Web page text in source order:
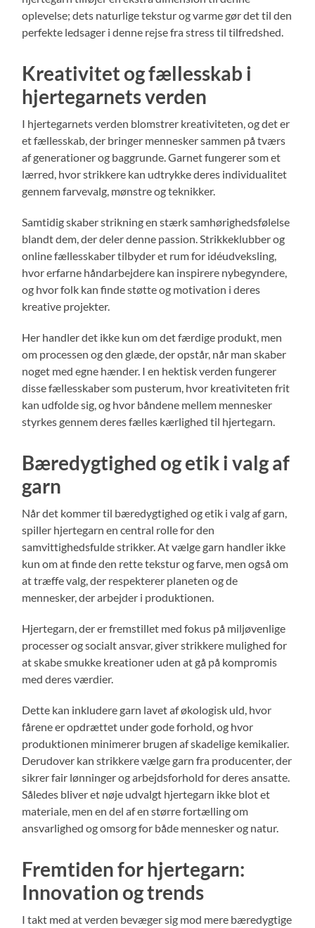
oplevelse; dets naturlige tekstur og varme gør det til den
perfekte ledsager i denne rejse fra stress til tilfredshed.
Kreativitet og fællesskab i
hjertegarnets verden
I hjertegarnets verden blomstrer kreativiteten, og det er
et fællesskab, der bringer mennesker sammen på tværs
af generationer og baggrunde. Garnet fungerer som et
lærred, hvor strikkere kan udtrykke deres individualitet
gennem farvevalg, mønstre og teknikker.
Samtidig skaber strikning en stærk samhørighedsfølelse
blandt dem, der deler denne passion. Strikkeklubber og
online fællesskaber tilbyder et rum for idéudveksling,
hvor erfarne håndarbejdere kan inspirere nybegyndere,
og hvor folk kan finde støtte og motivation i deres
kreative projekter.
Her handler det ikke kun om det færdige produkt, men
om processen og den glæde, der opstår, når man skaber
noget med egne hænder. I en hektisk verden fungerer
disse fællesskaber som pusterum, hvor kreativiteten frit
kan udfolde sig, og hvor båndene mellem mennesker
styrkes gennem deres fælles kærlighed til hjertegarn.
Bæredygtighed og etik i valg af
garn
Når det kommer til bæredygtighed og etik i valg af garn,
spiller hjertegarn en central rolle for den
samvittighedsfulde strikker. At vælge garn handler ikke
kun om at finde den rette tekstur og farve, men også om
at træffe valg, der respekterer planeten og de
mennesker, der arbejder i produktionen.
Hjertegarn, der er fremstillet med fokus på miljøvenlige
processer og socialt ansvar, giver strikkere mulighed for
at skabe smukke kreationer uden at gå på kompromis
med deres værdier.
Dette kan inkludere garn lavet af økologisk uld, hvor
fårene er opdrættet under gode forhold, og hvor
produktionen minimerer brugen af skadelige kemikalier.
Derudover kan strikkere vælge garn fra producenter, der
sikrer fair lønninger og arbejdsforhold for deres ansatte.
Således bliver et nøje udvalgt hjertegarn ikke blot et
materiale, men en del af en større fortælling om
ansvarlighed og omsorg for både mennesker og natur.
Fremtiden for hjertegarn:
Innovation og trends
I takt med at verden bevæger sig mod mere bæredygtige